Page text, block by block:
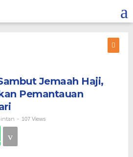
Jemaah Haji,
Pemantauan
- 107 Views